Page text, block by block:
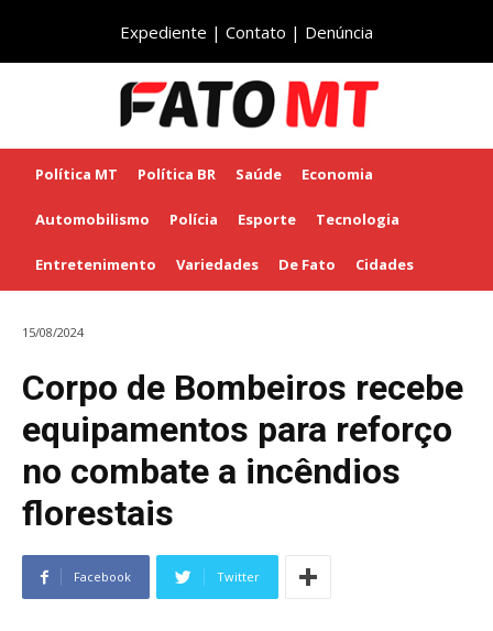
Expediente | Contato | Denúncia
Política MT Política BR Saúde Economia
Automobilismo Polícia Esporte Tecnologia
Entretenimento Variedades De Fato Cidades
15/08/2024
Corpo de Bombeiros recebe
equipamentos para reforço
no combate a incêndios
florestais
Facebook Twitter